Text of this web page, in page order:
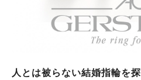
人とは被らない結婚指輪を